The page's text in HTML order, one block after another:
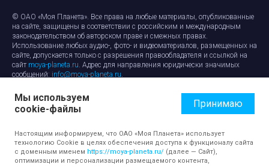
© ОАО «Моя Планета». Все права на любые материалы, опубликованные
на сайте, защищены в соответствии с российским и международным
законодательством об авторском праве и смежных правах.
Использование любых аудио-, фото- и видеоматериалов, размещенных на
сайте, допускается только с разрешения правообладателя и ссылкой на
сайт moya-planeta.ru. Адрес для направления юридически значимых
сообщений: info@moya-planeta.ru.
Правила сайтаРабота с cookie-файлами
Защита персональных данных
Обработка персональных данных
Мы используем
cookie-файлы
Принимаю
Настоящим информируем, что ОАО «Моя Планета» использует
технологию Cookie в целях обеспечения доступа к функционалу сайта
с доменным именем https://moya-planeta.ru/ (далее — Сайт),
оптимизации и персонализации размещаемого контента,